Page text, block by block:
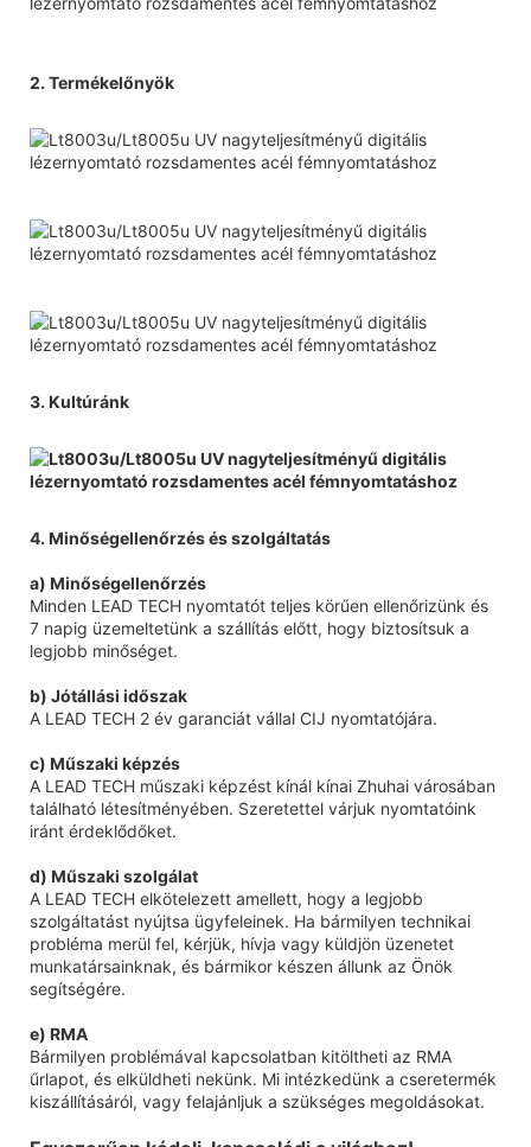
2. Termékelőnyök
3. Kultúránk
4. Minőségellenőrzés és szolgáltatás
a) Minőségellenőrzés
Minden LEAD TECH nyomtatót teljes körűen ellenőrizünk és
7 napig üzemeltetünk a szállítás előtt, hogy biztosítsuk a
legjobb minőséget.
b) Jótállási időszak
A LEAD TECH 2 év garanciát vállal CIJ nyomtatójára.
c) Műszaki képzés
A LEAD TECH műszaki képzést kínál kínai Zhuhai városában
található létesítményében. Szeretettel várjuk nyomtatóink
iránt érdeklődőket.
d) Műszaki szolgálat
A LEAD TECH elkötelezett amellett, hogy a legjobb
szolgáltatást nyújtsa ügyfeleinek. Ha bármilyen technikai
probléma merül fel, kérjük, hívja vagy küldjön üzenetet
munkatársainknak, és bármikor készen állunk az Önök
segítségére.
e) RMA
Bármilyen problémával kapcsolatban kitöltheti az RMA
űrlapot, és elküldheti nekünk. Mi intézkedünk a cseretermék
kiszállításáról, vagy felajánljuk a szükséges megoldásokat.